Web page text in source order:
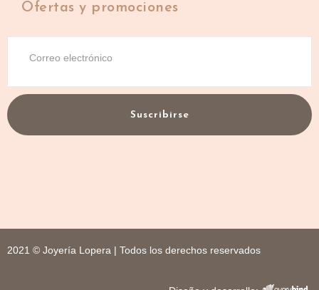
Ofertas y promociones
Suscribirse
2021 © Joyería Lopera | Todos los derechos reservados